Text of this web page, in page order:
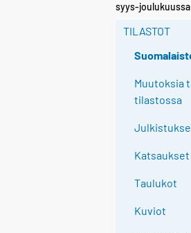
syys-joulukuussa
TILASTOT
Muutoksia
tilastossa
Katsaukset
Taulukot
Kuviot